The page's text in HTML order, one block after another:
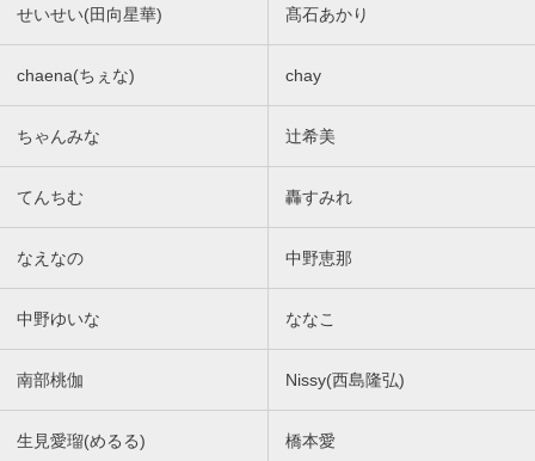
せいせい(田向星華) 髙石あかり
chaena(ちぇな) chay
ちゃんみな 辻希美
てんちむ 轟すみれ
なえなの 中野恵那
中野ゆいな ななこ
南部桃伽 Nissy(西島隆弘)
生見愛瑠(めるる) 橋本愛